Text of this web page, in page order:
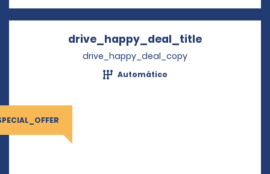
drive_happy_deal_title
drive_happy_deal_copy
Automático